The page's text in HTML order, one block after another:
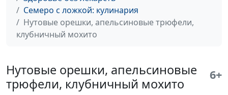
Семеро с ложкой: кулинария
Нутовые орешки, апельсиновые трюфели,
клубничный мохито
Нутовые орешки, апельсиновые
трюфели, клубничный мохито
6+
Имбирный эль и печенье с
шоколадом
Солдатова
Плов с горохом нут и салат с
баклажанами
Вероника
Вавилова
#74